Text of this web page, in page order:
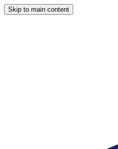
Skip to main content